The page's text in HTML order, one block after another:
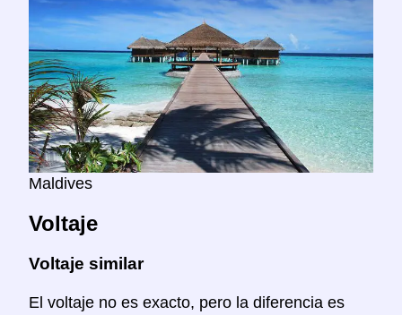
Maldives
Voltaje
Voltaje similar
El voltaje no es exacto, pero la diferencia es